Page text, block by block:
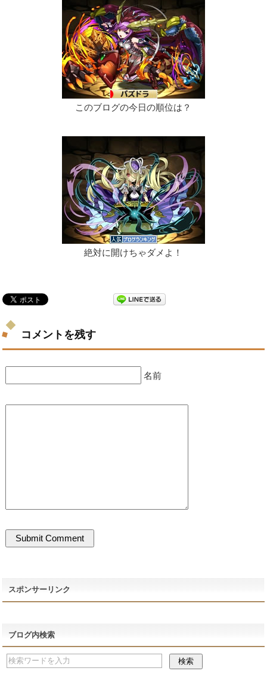
このブログの今日の順位は？
絶対に開けちゃダメよ！
コメントを残す
名前
スポンサーリンク
ブログ内検索